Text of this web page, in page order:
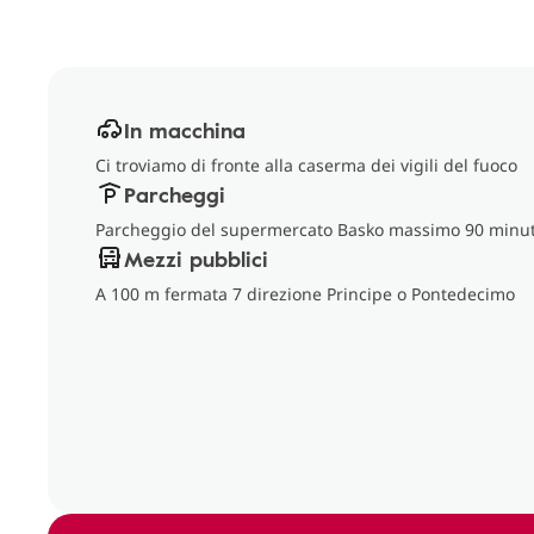
In macchina
Ci troviamo di fronte alla caserma dei vigili del fuoco
Parcheggi
Parcheggio del supermercato Basko massimo 90
Mezzi pubblici
A 100 m fermata 7 direzione Principe o Pontedecimo